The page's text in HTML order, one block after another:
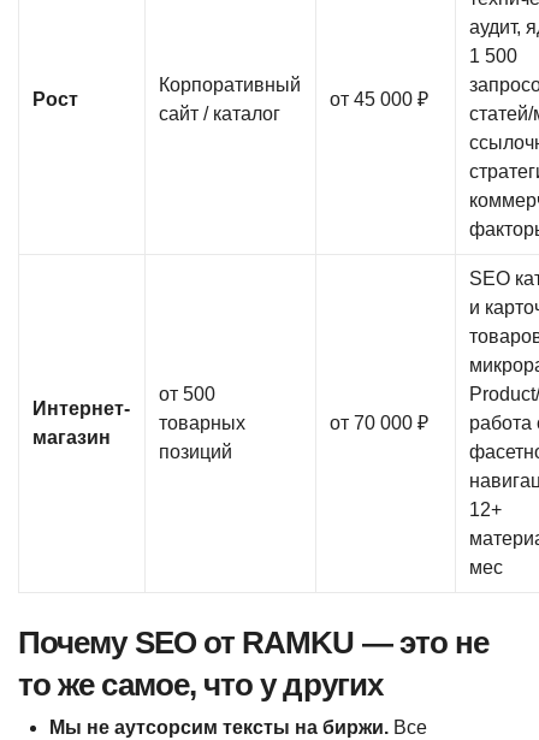
Рост
Корпоративный
сайт / каталог
от 45 000 ₽
аудит,
1 500
Интернет-
магазин
от 500
товарных
позиций
от 70 000 ₽
SEO
и
работа
12+
мес
Почему SEO от RAMKU — это не
то же самое, что у других
Мы не аутсорсим тексты на биржи.Все